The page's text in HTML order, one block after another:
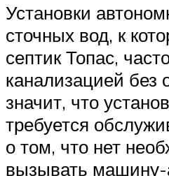
Установки
сточных вод, к
септик Топас,
канализацией без
значит, что
требуется
о том, что нет
вызывать машину-